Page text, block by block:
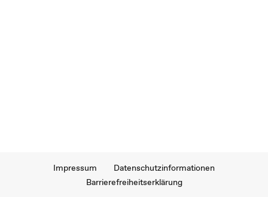
Impressum
Datenschutzinformationen
Barrierefreiheitserklärung